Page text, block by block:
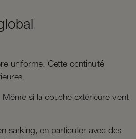
uniforme. Cette continuité
si la couche extérieure vient
sarking, en particulier avec des